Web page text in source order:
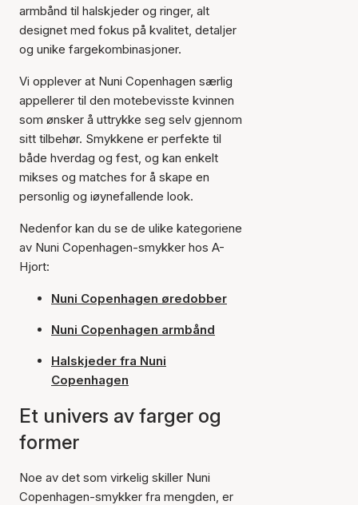
armbånd til halskjeder og ringer, alt
designet med fokus på kvalitet, detaljer
og unike fargekombinasjoner.
Vi opplever at Nuni Copenhagen særlig
appellerer til den motebevisste kvinnen
som ønsker å uttrykke seg selv gjennom
sitt tilbehør. Smykkene er perfekte til
både hverdag og fest, og kan enkelt
mikses og matches for å skape en
personlig og iøynefallende look.
Nedenfor kan du se de ulike kategoriene
av Nuni Copenhagen-smykker hos A-
Hjort:
Nuni Copenhagen øredobber
Nuni Copenhagen armbånd
Halskjeder fra Nuni
Copenhagen
Et univers av farger og
former
Noe av det som virkelig skiller Nuni
Copenhagen-smykker fra mengden, er